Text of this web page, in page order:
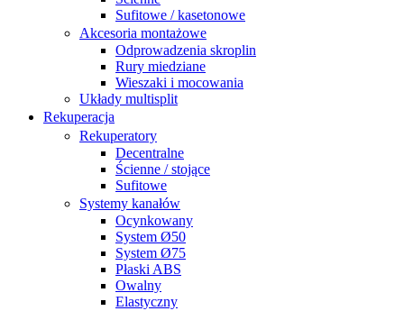
Sufitowe / kasetonowe
Akcesoria montażowe
Odprowadzenia skroplin
Rury miedziane
Wieszaki i mocowania
Układy multisplit
Rekuperacja
Rekuperatory
Decentralne
Ścienne / stojące
Sufitowe
Systemy kanałów
Ocynkowany
System Ø50
System Ø75
Płaski ABS
Owalny
Elastyczny